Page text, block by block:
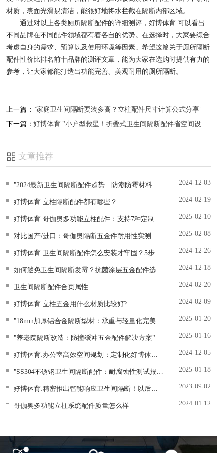
材质，表面光滑易清洁，能很好地将水拦截在隔断内部区域。
通过对以上各类厕所隔断配件的详细测评，好博体育 可以看出
不同品牌在不同配件领域都有着各自的优势。在选择时，大家要综合
考虑自身的需求、预算以及使用环境等因素。希望这篇关于厕所隔断
配件性价比排名前十品牌的测评文章，能为大家在选购时提供有力的
参考，让大家都能打造出功能完善、美观耐用的厕所隔断。
上一篇： "家庭卫生间隔断要装多高？立柱配件尺寸计算公式分享"
下一篇：好博体育:"小户型救星！折叠式卫生间隔断配件省空间设
文章推荐
"2024最新卫生间隔断配件趋势：防潮防霉材料成主流" 2024-12-03
好博体育:立柱隔断配件都有哪些？ 2024-02-19
好博体育:哥伽奥多功能立柱配件：支持7种定制化隔断方案 2025-02-10
对比国产/进口：哥伽奥隔断五金件耐用性实测 2025-02-08
好博体育:卫生间隔断配件怎么安装才牢固？5步新手教程+工具清单 2024-12-26
如何避免卫生间隔断发霉？抗菌涂层五金配件选购指南 2024-12-18
卫生间隔断配件合页属性 2024-02-20
好博体育:立柱五金用什么材质比较好? 2024-02-09
"18mm加厚铝合金隔断型材：承重与轻量化完美平衡" 2025-01-20
"养老院隔断改造：防撞缓冲五金配件解决方案" 2025-01-16
好博体育:办公室高效空间规划：定制化好博体育五金解决方案 2024-12-05
"SS304不锈钢卫生间隔断配件：耐腐蚀性测试报告" 2025-01-18
好博体育:精密推出智能响应卫生间隔断！以后上厕所也要看红绿灯？ 2023-09-02
哥伽奥多功能立柱系统配件质量怎么样 2024-01-12